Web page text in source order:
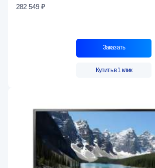
282 549 ₽
Заказать
Купить в 1 клик